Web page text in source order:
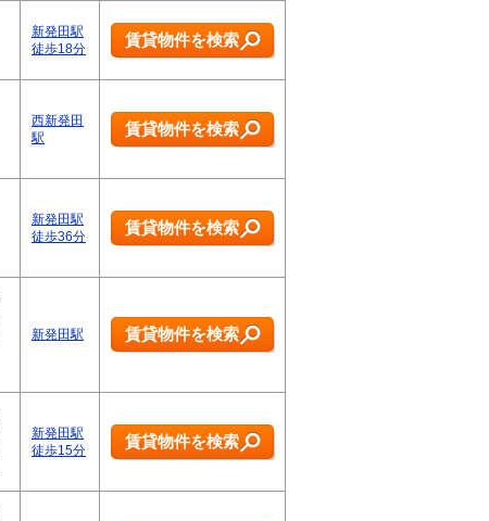
新発田駅
徒歩18分
賃貸物件を検索
西新発田
駅
賃貸物件を検索
新発田駅
徒歩36分
賃貸物件を検索
新発田駅 賃貸物件を検索
新発田駅
徒歩15分
賃貸物件を検索